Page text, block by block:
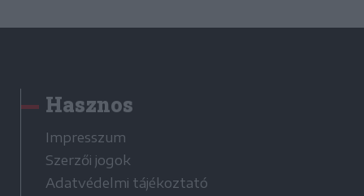
Hasznos
Impresszum
Szerzői jogok
Adatvédelmi tájékoztató